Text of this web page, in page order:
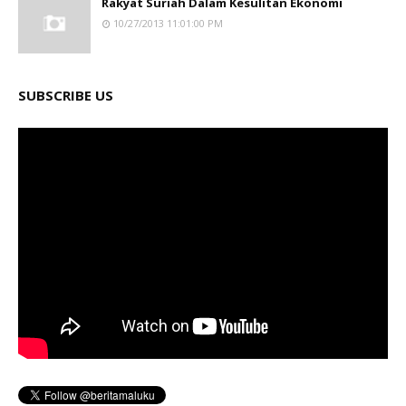
10/27/2013 11:01:00 PM
SUBSCRIBE US